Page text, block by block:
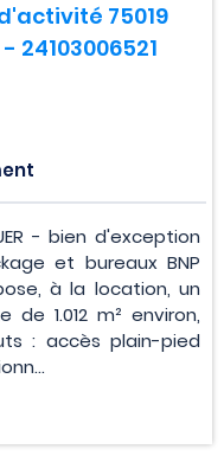
75019
24103006521
- bien d'exception
et bureaux BNP
à la location, un
1.012 m² environ,
: accès plain-pied